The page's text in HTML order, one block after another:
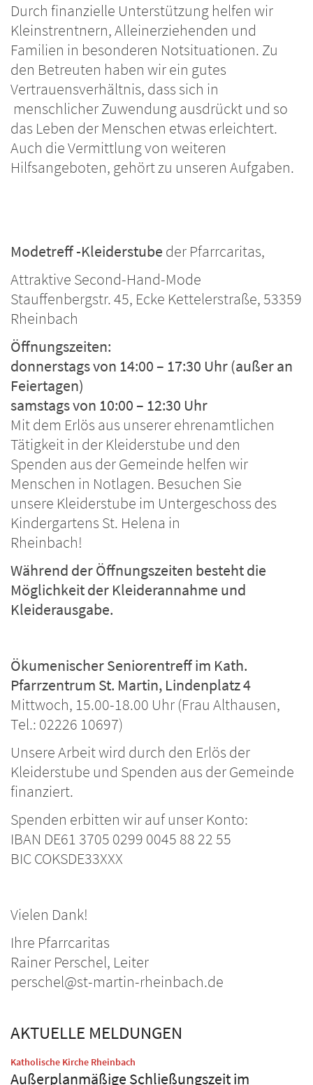
Durch finanzielle Unterstützung helfen wir
Kleinstrentnern, Alleinerziehenden und
Familien in besonderen Notsituationen. Zu
den Betreuten haben wir ein gutes
Vertrauensverhältnis, dass sich in
menschlicher Zuwendung ausdrückt und so
das Leben der Menschen etwas erleichtert.
Auch die Vermittlung von weiteren
Hilfsangeboten, gehört zu unseren Aufgaben.
Modetreff -Kleiderstube der Pfarrcaritas,
Attraktive Second-Hand-Mode
Stauffenbergstr. 45, Ecke Kettelerstraße, 53359
Rheinbach
Öffnungszeiten:
donnerstags von 14:00 – 17:30 Uhr (außer an
Feiertagen)
samstags von 10:00 – 12:30 Uhr
Mit dem Erlös aus unserer ehrenamtlichen
Tätigkeit in der Kleiderstube und den
Spenden aus der Gemeinde helfen wir
Menschen in Notlagen. Besuchen Sie
unsere Kleiderstube im Untergeschoss des
Kindergartens St. Helena in
Rheinbach!
Während der Öffnungszeiten besteht die
Möglichkeit der Kleiderannahme und
Kleiderausgabe.
Ökumenischer Seniorentreff im Kath.
Pfarrzentrum St. Martin, Lindenplatz 4
Mittwoch, 15.00-18.00 Uhr (Frau Althausen,
Tel.: 02226 10697)
Unsere Arbeit wird durch den Erlös der
Kleiderstube und Spenden aus der Gemeinde
finanziert.
Spenden erbitten wir auf unser Konto:
IBAN DE61 3705 0299 0045 88 22 55
BIC COKSDE33XXX
Vielen Dank!
Ihre Pfarrcaritas
Rainer Perschel, Leiter
perschel@st-martin-rheinbach.de
AKTUELLE MELDUNGEN
Katholische Kirche Rheinbach
Außerplanmäßige Schließungszeit im